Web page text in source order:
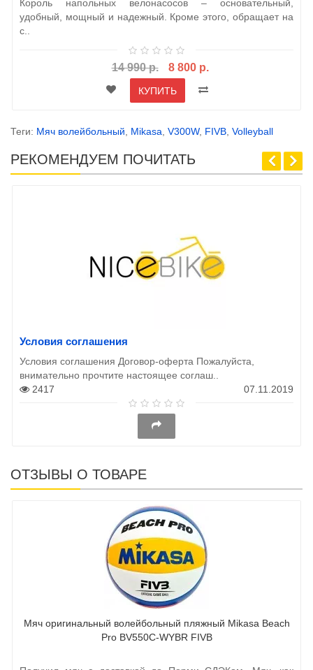
Король напольных велонасосов – основательный,
удобный, мощный и надежный. Кроме этого, обращает на
с..
14 990 р. 8 800 р.
КУПИТЬ
Теги: Мяч волейбольный, Mikasa, V300W, FIVB, Volleyball
РЕКОМЕНДУЕМ ПОЧИТАТЬ
Условия соглашения
Условия соглашения Договор-оферта Пожалуйста,
внимательно прочтите настоящее соглаш..
2417
07.11.2019
ОТЗЫВЫ О ТОВАРЕ
Мяч оригинальный волейбольный пляжный Mikasa Beach
Pro BV550С-WYBR FIVB